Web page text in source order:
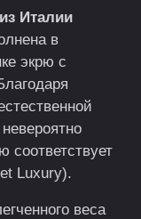
Италии
в
экрю с
соответствует
Luxury).
веса